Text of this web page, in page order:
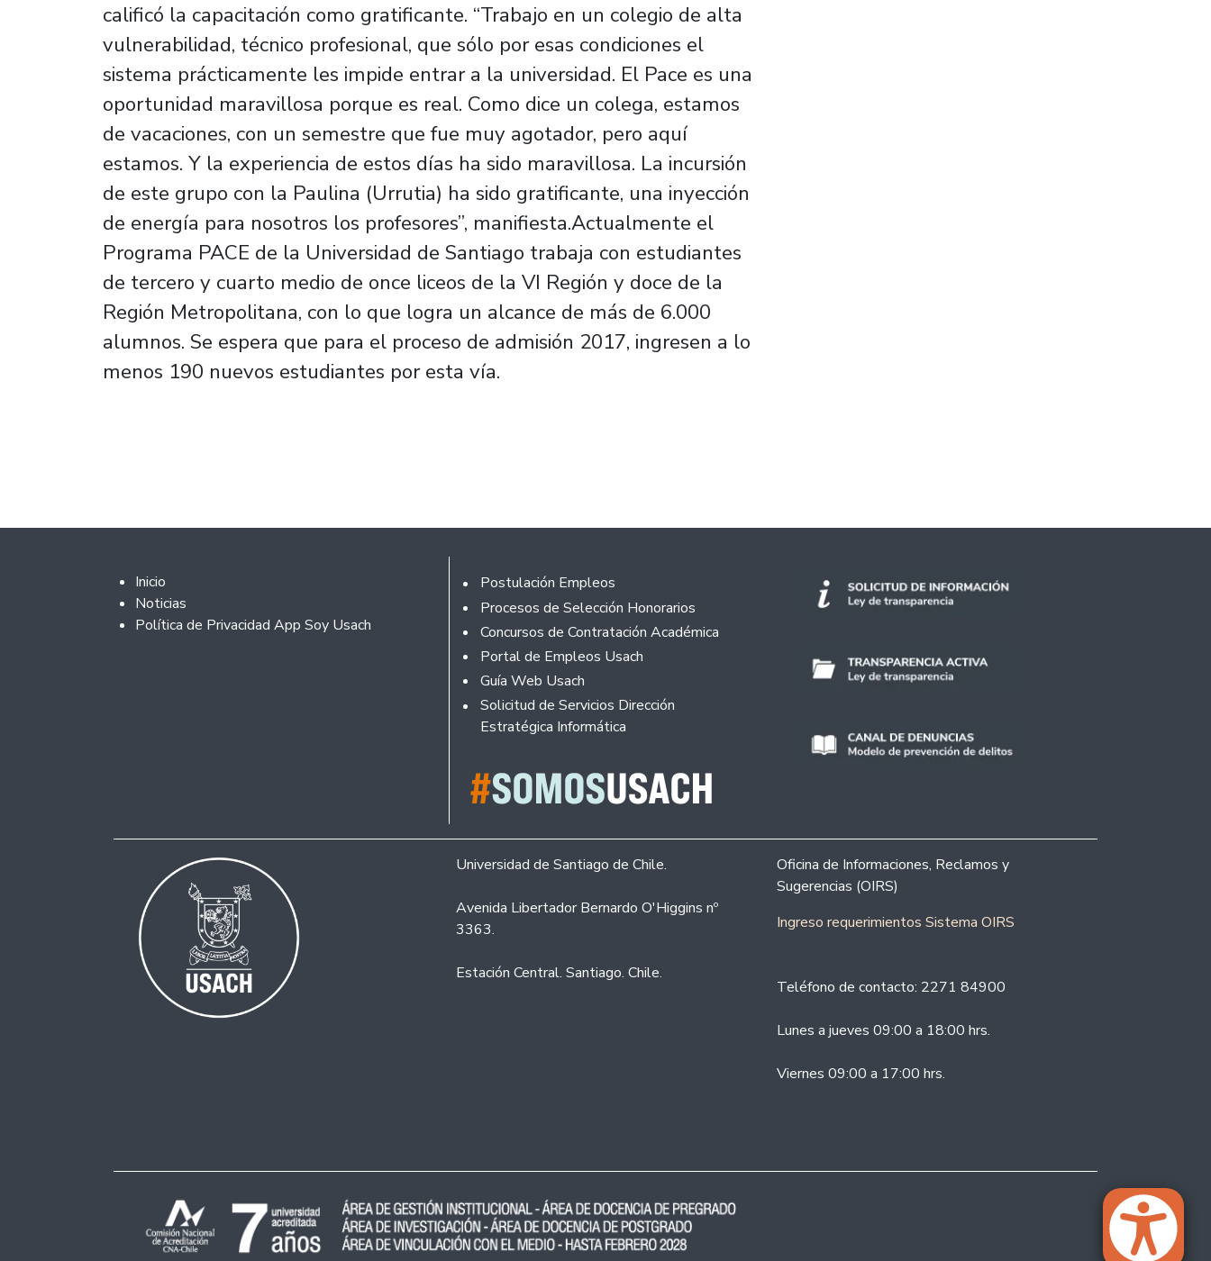
calificó la capacitación como gratificante. “Trabajo en un colegio de alta
vulnerabilidad, técnico profesional, que sólo por esas condiciones el
sistema prácticamente les impide entrar a la universidad. El Pace es una
oportunidad maravillosa porque es real. Como dice un colega, estamos
de vacaciones, con un semestre que fue muy agotador, pero aquí
estamos. Y la experiencia de estos días ha sido maravillosa. La incursión
de este grupo con la Paulina (Urrutia) ha sido gratificante, una inyección
de energía para nosotros los profesores”, manifiesta.Actualmente el
Programa PACE de la Universidad de Santiago trabaja con estudiantes
de tercero y cuarto medio de once liceos de la VI Región y doce de la
Región Metropolitana, con lo que logra un alcance de más de 6.000
alumnos. Se espera que para el proceso de admisión 2017, ingresen a lo
menos 190 nuevos estudiantes por esta vía.
Footer 2
Inicio
Noticias
Política de Privacidad App Soy Usach
Footer
Postulación Empleos
Procesos de Selección Honorarios
Concursos de Contratación Académica
Portal de Empleos Usach
Guía Web Usach
Solicitud de Servicios Dirección
Estratégica Informática
Universidad de Santiago de Chile.
Avenida Libertador Bernardo O'Higgins nº
3363.
Estación Central. Santiago. Chile.
Oficina de Informaciones, Reclamos y
Sugerencias (OIRS)
Ingreso requerimientos Sistema OIRS
Teléfono de contacto: 2271 84900
Lunes a jueves 09:00 a 18:00 hrs.
Viernes 09:00 a 17:00 hrs.